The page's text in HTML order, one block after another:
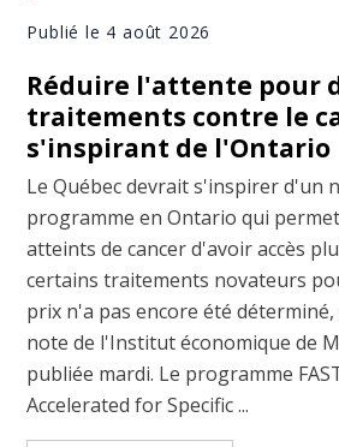
Publié le 4 août 2026
Réduire l'attente pour
traitements contre le
s'inspirant de l'Ontario
Le Québec devrait s'inspirer d'un
programme en Ontario qui
atteints de cancer d'avoir accès
certains traitements novateurs
prix n'a pas encore été
note de l'Institut économique de
publiée mardi. Le programme
Accelerated for Specific ...